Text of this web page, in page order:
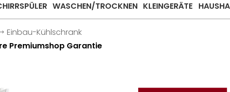
WASCHEN/TROCKNEN KLEINGERÄTE
Einbau-Kühlschrank
Premiumshop Garantie